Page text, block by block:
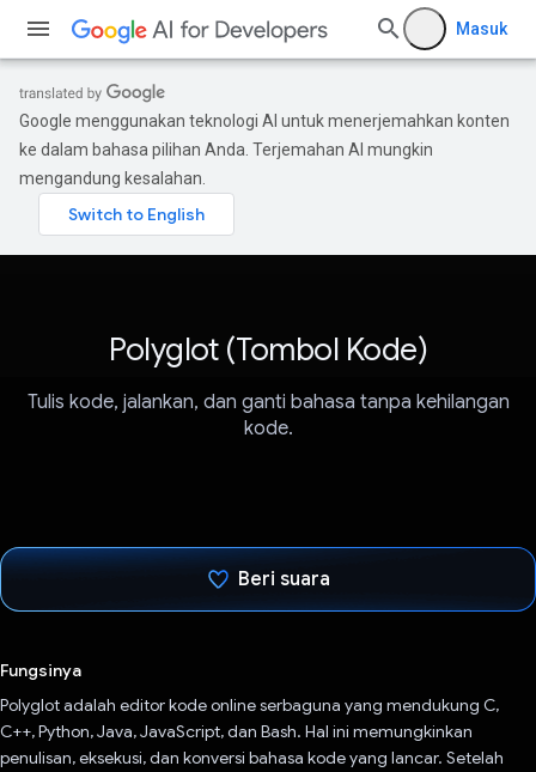
Masuk
Google menggunakan teknologi AI untuk menerjemahkan konten
ke dalam bahasa pilihan Anda. Terjemahan AI mungkin
mengandung kesalahan.
Polyglot (Tombol Kode)
Tulis kode, jalankan, dan ganti bahasa tanpa kehilangan
kode.
Beri suara
Fungsinya
Polyglot adalah editor kode online serbaguna yang mendukung C,
C++, Python, Java, JavaScript, dan Bash. Hal ini memungkinkan
penulisan, eksekusi, dan konversi bahasa kode yang lancar. Setelah